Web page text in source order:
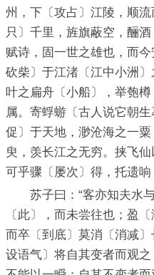
州，下〔攻占〕江陵，顺
只〕千里，旌旗蔽空，酾
赋诗，固一世之雄也，而
砍柴〕于江渚〔江中小洲
叶之扁舟〔小船〕，举匏
属。寄蜉蝣〔古人说它朝
促〕于天地，渺沧海之一
臾，羡长江之无穷。挟飞
可乎骤〔屡次〕得，托遗响
苏子曰：“客亦知夫水与
〔此〕，而未尝往也；盈
而卒〔到底〕莫消〔消减
设语气〕将自其变者而观之